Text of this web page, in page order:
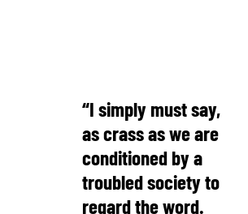
“I simply must say,
as crass as we are
conditioned by a
troubled society to
regard the word.